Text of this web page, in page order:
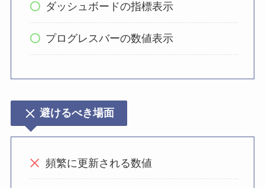
ダッシュボードの指標表示
プログレスバーの数値表示
避けるべき場面
頻繁に更新される数値